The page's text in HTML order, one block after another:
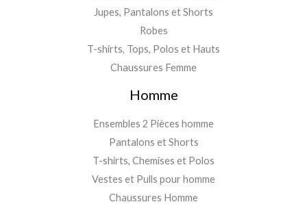
Jupes, Pantalons et Shorts
Robes
T-shirts, Tops, Polos et Hauts
Chaussures Femme
Homme
Ensembles 2 Pièces homme
Pantalons et Shorts
T-shirts, Chemises et Polos
Vestes et Pulls pour homme
Chaussures Homme